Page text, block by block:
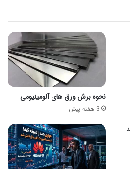
نحوه برش ورق های آلومینیومی
3 هفته پیش